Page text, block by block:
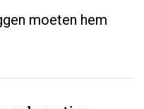
moeten hem